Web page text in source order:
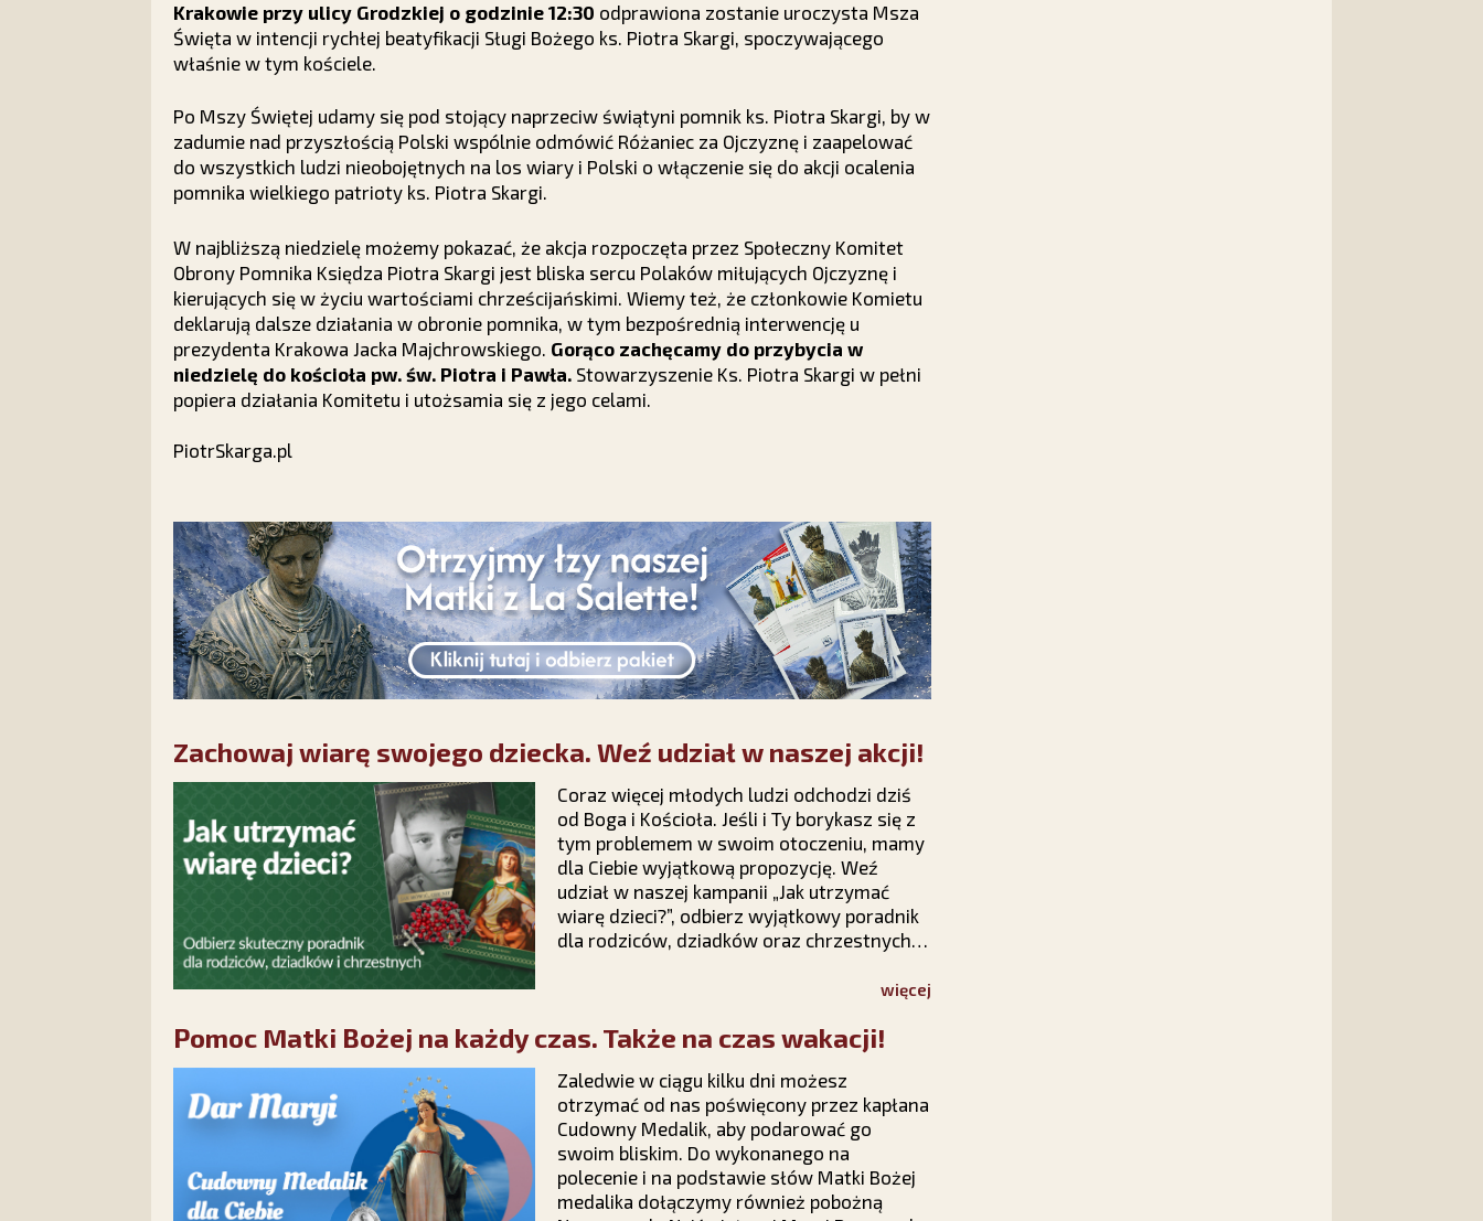
Krakowie przy ulicy Grodzkiej o godzinie 12:30 odprawiona zostanie uroczysta Msza
Święta w intencji rychłej beatyfikacji Sługi Bożego ks. Piotra Skargi, spoczywającego
właśnie w tym kościele.
Po Mszy Świętej udamy się pod stojący naprzeciw świątyni pomnik ks. Piotra Skargi, by w
zadumie nad przyszłością Polski wspólnie odmówić Różaniec za Ojczyznę i zaapelować
do wszystkich ludzi nieobojętnych na los wiary i Polski o włączenie się do akcji ocalenia
pomnika wielkiego patrioty ks. Piotra Skargi.
W najbliższą niedzielę możemy pokazać, że akcja rozpoczęta przez Społeczny Komitet
Obrony Pomnika Księdza Piotra Skargi jest bliska sercu Polaków miłujących Ojczyznę i
kierujących się w życiu wartościami chrześcijańskimi. Wiemy też, że członkowie Komietu
deklarują dalsze działania w obronie pomnika, w tym bezpośrednią interwencję u
prezydenta Krakowa Jacka Majchrowskiego. Gorąco zachęcamy do przybycia w
niedzielę do kościoła pw. św. Piotra i Pawła. Stowarzyszenie Ks. Piotra Skargi w pełni
popiera działania Komitetu i utożsamia się z jego celami.
PiotrSkarga.pl
Zachowaj wiarę swojego dziecka. Weź udział w naszej akcji!
Coraz więcej młodych ludzi odchodzi dziś
od Boga i Kościoła. Jeśli i Ty borykasz się z
tym problemem w swoim otoczeniu, mamy
dla Ciebie wyjątkową propozycję. Weź
udział w naszej kampanii „Jak utrzymać
wiarę dzieci?”, odbierz wyjątkowy poradnik
dla rodziców, dziadków oraz chrzestnych i
wierze, modlić się o ich nawrócenie i niewięcej
Pomoc Matki Bożej na każdy czas. Także na czas wakacji!
Zaledwie w ciągu kilku dni możesz
otrzymać od nas poświęcony przez kapłana
Cudowny Medalik, aby podarować go
swoim bliskim. Do wykonanego na
polecenie i na podstawie słów Matki Bożej
medalika dołączymy również pobożną